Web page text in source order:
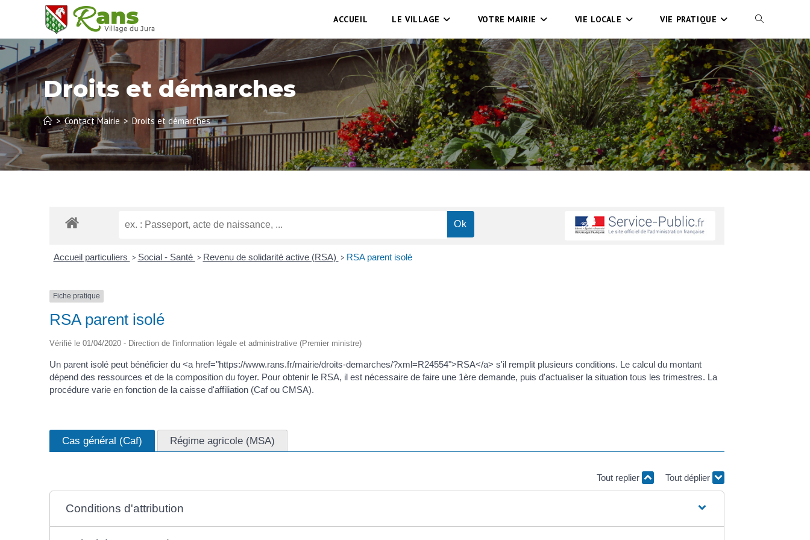
ACCUEIL LE VILLAGE VOTRE MAIRIE VIE LOCALE VIE PRATIQUE
Droits et démarches
> Contact Mairie > Droits et démarches
Accueil particuliers > Social - Santé > Revenu de solidarité active (RSA) > RSA parent isolé
Fiche pratique
RSA parent isolé
Vérifié le 01/04/2020 - Direction de l'information légale et administrative (Premier ministre)
Un parent isolé peut bénéficier du <a href="https://www.rans.fr/mairie/droits-demarches/?xml=R24554">RSA</a> s'il remplit plusieurs conditions. Le calcul du montant
dépend des ressources et de la composition du foyer. Pour obtenir le RSA, il est nécessaire de faire une 1ère demande, puis d'actualiser la situation tous les trimestres. La
procédure varie en fonction de la caisse d'affiliation (Caf ou CMSA).
Cas général (Caf) Régime agricole (MSA)
Tout replier Tout déplier
Conditions d'attribution